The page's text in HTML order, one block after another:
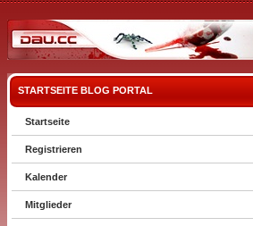
STARTSEITE BLOG PORTAL
Startseite
Registrieren
Kalender
Mitglieder